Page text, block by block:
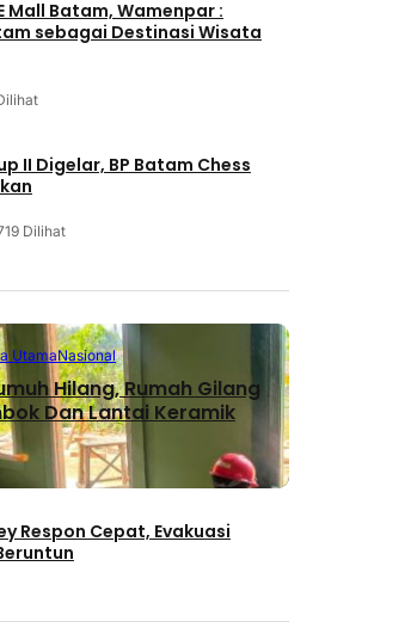
Mall Batam, Wamenpar :
sebagai Destinasi Wisata
II Digelar, BP Batam Chess
Dilihat
UtamaNasional
Hilang, Rumah Gilang
Dan Lantai Keramik
Respon Cepat, Evakuasi